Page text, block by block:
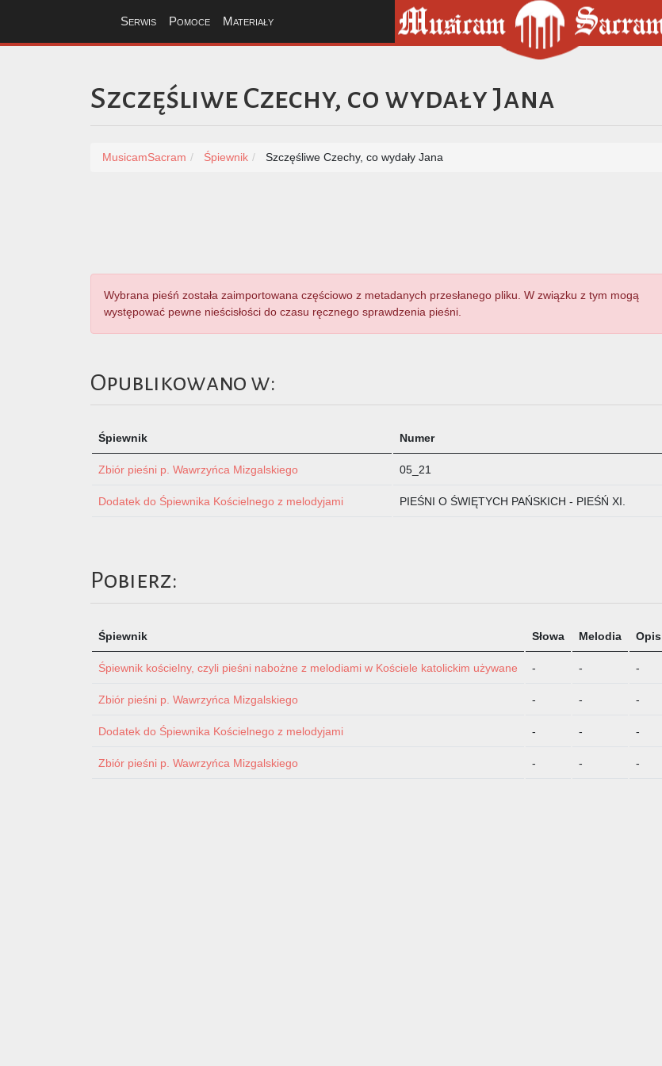
Serwis Pomoce Materiały
Szczęśliwe Czechy, co wydały Jana
MusicamSacram Śpiewnik Szczęśliwe Czechy, co wydały Jana
Wybrana pieśń została zaimportowana częściowo z metadanych przesłanego pliku. W związku z tym mogą
występować pewne nieścisłości do czasu ręcznego sprawdzenia pieśni.
Opublikowano w:
Śpiewnik Numer
Zbiór pieśni p. Wawrzyńca Mizgalskiego 05_21
Dodatek do Śpiewnika Kościelnego z melodyjami PIEŚNI O ŚWIĘTYCH PAŃSKICH - PIEŚŃ XI.
Pobierz:
Śpiewnik Słowa Melodia Opis
Śpiewnik kościelny, czyli pieśni nabożne z melodiami w Kościele katolickim używane - - -
Zbiór pieśni p. Wawrzyńca Mizgalskiego - - -
Dodatek do Śpiewnika Kościelnego z melodyjami - - -
Zbiór pieśni p. Wawrzyńca Mizgalskiego - - -